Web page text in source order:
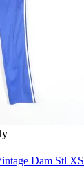
Dam Stl XS